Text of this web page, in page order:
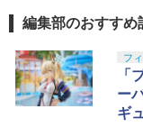
編集部のおすすめ
フ
「
ー
ギ